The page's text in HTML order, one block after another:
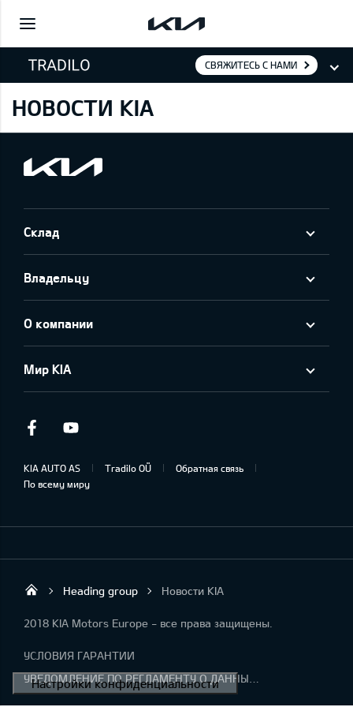
СВЯЖИТЕСЬ С НАМИ
НОВОСТИ KIA
Склад
Владельцу
О компании
Мир KIA
Facebook
KIA AUTO AS Tradilo OÜ
Обратная связь
По всему миру
Tradilo OÜ
Heading group Новости KIA
2018 KIA Motors Europe - все права защищены.
УСЛОВИЯ ГАРАНТИИ